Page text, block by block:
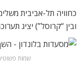
כחוויה תל-אביבית
ובין “קרוסל”) יציג
שמות